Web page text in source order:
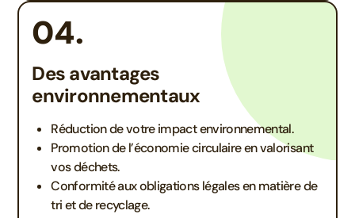
04.
Des avantages
environnementaux
Réduction de votre impact environnemental.
Promotion de l’économie circulaire en valorisant
vos déchets.
Conformité aux obligations légales en matière de
tri et de recyclage.